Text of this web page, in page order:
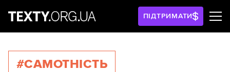
ПІДТРИМАТИ
#САМОТНІСТЬ